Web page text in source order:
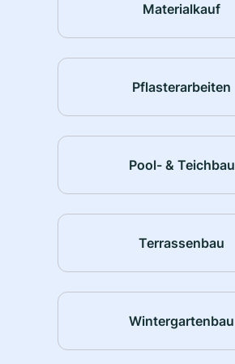
Materialkauf
Pflasterarbeiten
Pool- & Teichbau
Terrassenbau
Wintergartenbau